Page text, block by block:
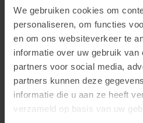
We gebruiken cookies om
personaliseren, om functies
en om ons websiteverkeer te
informatie over uw gebruik van
partners voor social media,
partners kunnen deze
informatie die u aan ze heeft
verzameld op basis van uw
Low-E-coating)
Reinig met milde glasreiniger
Verkoopinformatie
Folie Expert levert uitsluitend
dit product te kunnen